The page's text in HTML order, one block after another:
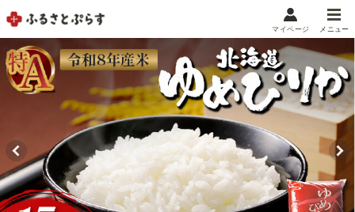
メニュー
マイメニュー
マイページ
お気に入り 閲覧履歴
メニュー
お礼の品から探す
マイページ